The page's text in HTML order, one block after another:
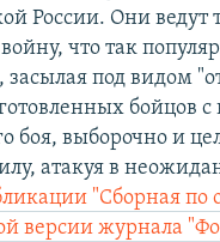
России. Они ведут
что так
засылая под видом
бойцов
боя, выборочно и
атакуя в
"Сборная по
версии журнала